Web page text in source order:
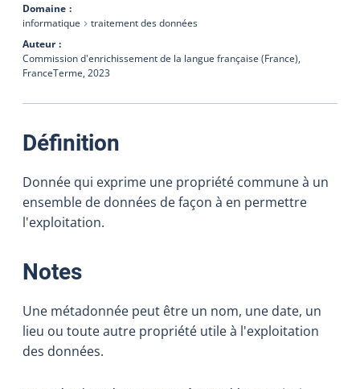
Domaine
informatique
traitement des données
Auteur
Commission d'enrichissement de la langue française (France),
FranceTerme, 2023
Définition
Donnée qui exprime une propriété commune à un
ensemble de données de façon à en permettre
l'exploitation.
Notes:
Une métadonnée peut être un nom, une date, un
lieu ou toute autre propriété utile à l'exploitation
des données.